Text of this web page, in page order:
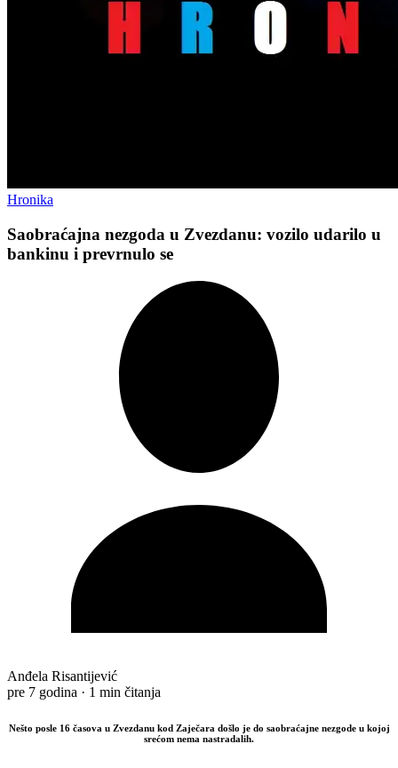
Hronika
Saobraćajna nezgoda u Zvezdanu: vozilo udarilo u
bankinu i prevrnulo se
Anđela Risantijević
pre 7 godina · 1 min čitanja
Nešto posle 16 časova u Zvezdanu kod Zaječara došlo je do saobraćajne nezgode u kojoj
srećom nema nastradalih.